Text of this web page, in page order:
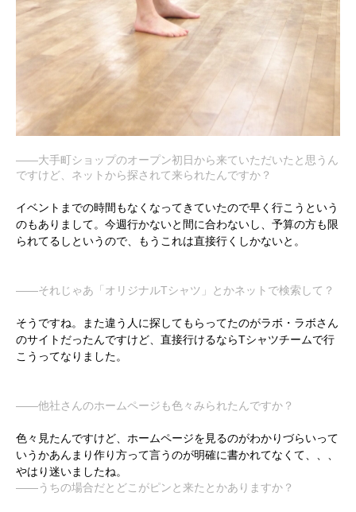
――大手町ショップのオープン初日から来ていただいたと思うん
ですけど、ネットから探されて来られたんですか？
イベントまでの時間もなくなってきていたので早く行こうという
のもありまして。今週行かないと間に合わないし、予算の方も限
られてるしというので、もうこれは直接行くしかないと。
――それじゃあ「オリジナルTシャツ」とかネットで検索して？
そうですね。また違う人に探してもらってたのがラボ・ラボさん
のサイトだったんですけど、直接行けるならTシャツチームで行
こうってなりました。
――他社さんのホームページも色々みられたんですか？
色々見たんですけど、ホームページを見るのがわかりづらいって
いうかあんまり作り方って言うのが明確に書かれてなくて、、、
やはり迷いましたね。
――うちの場合だとどこがピンと来たとかありますか？